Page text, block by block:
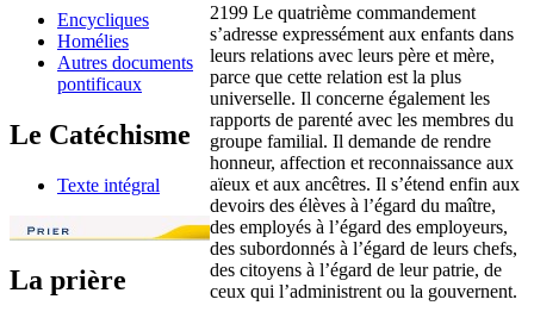
Encycliques
Homélies
Autres documents
pontificaux
Le Catéchisme
Texte intégral
La prière
2199 Le quatrième commandement
s’adresse expressément aux enfants dans
leurs relations avec leurs père et mère,
parce que cette relation est la plus
universelle. Il concerne également les
rapports de parenté avec les membres du
groupe familial. Il demande de rendre
honneur, affection et reconnaissance aux
aïeux et aux ancêtres. Il s’étend enfin aux
devoirs des élèves à l’égard du maître,
des employés à l’égard des employeurs,
des subordonnés à l’égard de leurs chefs,
des citoyens à l’égard de leur patrie, de
ceux qui l’administrent ou la gouvernent.